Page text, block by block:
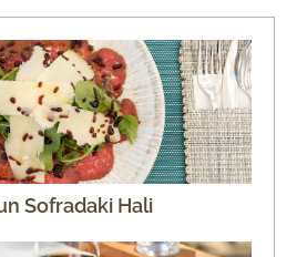
Sofradaki Hali